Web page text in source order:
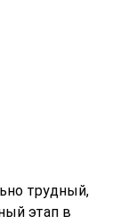
трудный,
этап в